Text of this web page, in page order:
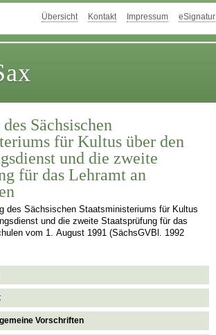
Übersicht Kontakt Impressum eSignatur
Sächsischen
für Kultus über den
und die zweite
für das Lehramt an
des Sächsischen Staatsministeriums für Kultus
und die zweite Staatsprüfung für das
vom 1. August 1991 (SächsGVBl. 1992
Vorschriften